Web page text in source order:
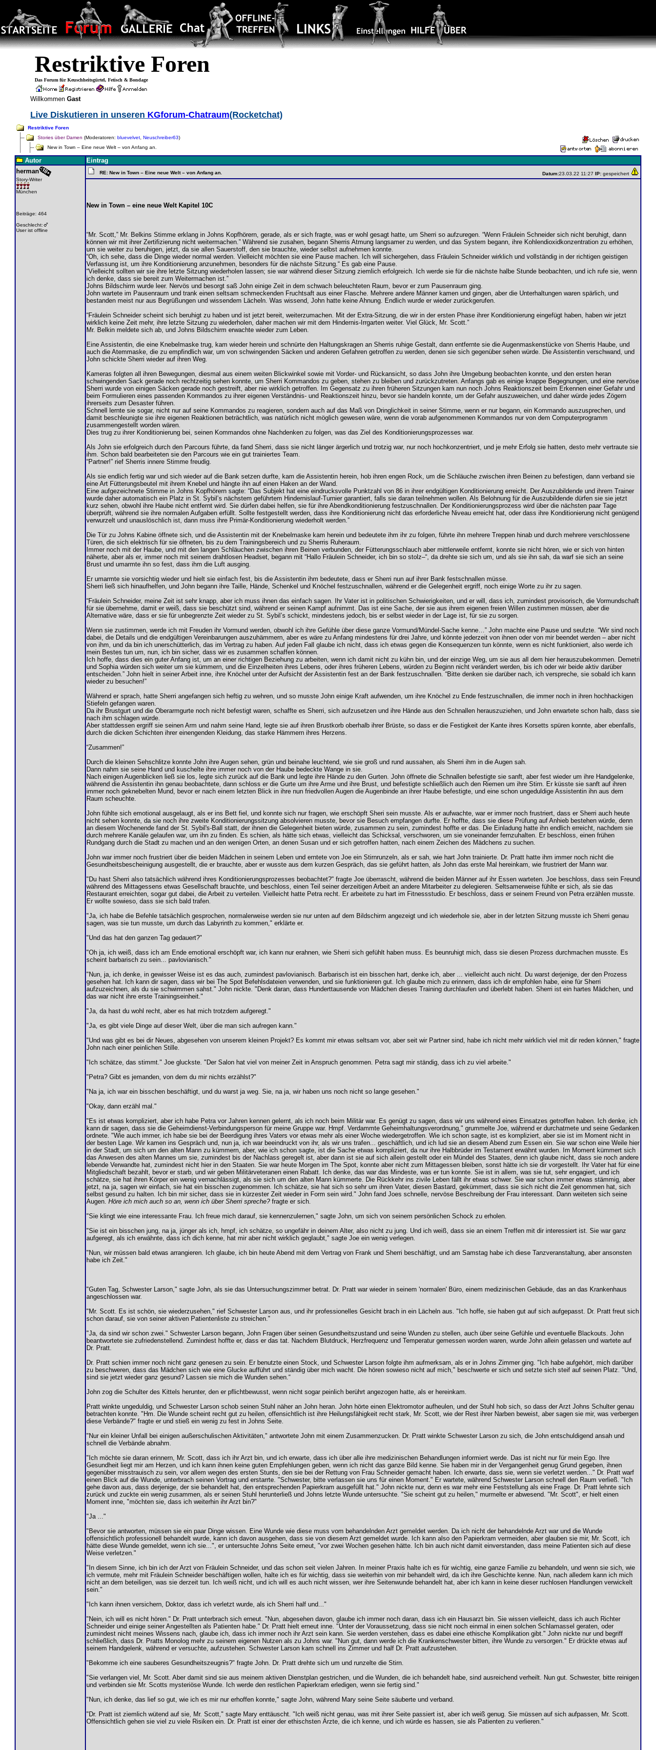
Restriktive Foren
Das Forum für Keuschheitsgürtel, Fetisch & Bondage
Willkommen Gast
Live Diskutieren in unseren KGforum-Chatraum(Rocketchat)
Restriktive Foren
Stories über Damen (Moderatoren: bluevelvet Neuschreiber63)
New in Town – Eine neue Welt – von Anfang an.
Autor
Eintrag
herman
Story-Writer
München
Beiträge: 464
Geschlecht:
User ist offline
RE: New in Town – Eine neue Welt – von Anfang an. Datum:23.03.22 11:27 IP: gespeichert
New in Town – eine neue Welt Kapitel 10C
“Mr. Scott,” Mr. Belkins Stimme erklang in Johns Kopfhörern, gerade, als er sich fragte, was er wohl gesagt hatte, um Sherri so aufzuregen. “Wenn Fräulein Schneider sich nicht beruhigt, dann
können wir mit ihrer Zertifizierung nicht weitermachen.” Während sie zusahen, begann Sherris Atmung langsamer zu werden, und das System begann, ihre Kohlendioxidkonzentration zu erhöhen,
um sie weiter zu beruhigen, jetzt, da sie allen Sauerstoff, den sie brauchte, wieder selbst aufnehmen konnte.
“Oh, ich sehe, dass die Dinge wieder normal werden. Vielleicht möchten sie eine Pause machen. Ich will sichergehen, dass Fräulein Schneider wirklich und vollständig in der richtigen geistigen
Verfassung ist, um ihre Konditionierung anzunehmen, besonders für die nächste Sitzung.“ Es gab eine Pause.
“Vielleicht sollten wir sie ihre letzte Sitzung wiederholen lassen; sie war während dieser Sitzung ziemlich erfolgreich. Ich werde sie für die nächste halbe Stunde beobachten, und ich rufe sie, wenn
ich denke, dass sie bereit zum Weitermachen ist.”
Johns Bildschirm wurde leer. Nervös und besorgt saß John einige Zeit in dem schwach beleuchteten Raum, bevor er zum Pausenraum ging.
John wartete im Pausenraum und trank einen seltsam schmeckenden Fruchtsaft aus einer Flasche. Mehrere andere Männer kamen und gingen, aber die Unterhaltungen waren spärlich, und
bestanden meist nur aus Begrüßungen und wissendem Lächeln. Was wissend, John hatte keine Ahnung. Endlich wurde er wieder zurückgerufen.
“Fräulein Schneider scheint sich beruhigt zu haben und ist jetzt bereit, weiterzumachen. Mit der Extra-Sitzung, die wir in der ersten Phase ihrer Konditionierung eingefügt haben, haben wir jetzt
wirklich keine Zeit mehr, ihre letzte Sitzung zu wiederholen, daher machen wir mit dem Hindernis-Irrgarten weiter. Viel Glück, Mr. Scott.”
Mr. Belkin meldete sich ab, und Johns Bildschirm erwachte wieder zum Leben.
Eine Assistentin, die eine Knebelmaske trug, kam wieder herein und schnürte den Haltungskragen an Sherris ruhige Gestalt, dann entfernte sie die Augenmaskenstücke von Sherris Haube, und
auch die Atemmaske, die zu empfindlich war, um von schwingenden Säcken und anderen Gefahren getroffen zu werden, denen sie sich gegenüber sehen würde. Die Assistentin verschwand, und
John schickte Sherri wieder auf ihren Weg.
Kameras folgten all ihren Bewegungen, diesmal aus einem weiten Blickwinkel sowie mit Vorder- und Rückansicht, so dass John ihre Umgebung beobachten konnte, und den ersten heran
schwingenden Sack gerade noch rechtzeitig sehen konnte, um Sherri Kommandos zu geben, stehen zu bleiben und zurückzutreten. Anfangs gab es einige knappe Begegnungen, und eine nervöse
Sherri wurde von einigen Säcken gerade noch gestreift, aber nie wirklich getroffen. Im Gegensatz zu ihren früheren Sitzungen kam nun noch Johns Reaktionszeit beim Erkennen einer Gefahr und
beim Formulieren eines passenden Kommandos zu ihrer eigenen Verständnis- und Reaktionszeit hinzu, bevor sie handeln konnte, um der Gefahr auszuweichen, und daher würde jedes Zögern
ihrerseits zum Desaster führen.
Schnell lernte sie sogar, nicht nur auf seine Kommandos zu reagieren, sondern auch auf das Maß von Dringlichkeit in seiner Stimme, wenn er nur begann, ein Kommando auszusprechen, und
damit beschleunigte sie ihre eigenen Reaktionen beträchtlich, was natürlich nicht möglich gewesen wäre, wenn die vorab aufgenommenen Kommandos nur von dem Computerprogramm
zusammengestellt worden wären.
Dies trug zu ihrer Konditionierung bei, seinen Kommandos ohne Nachdenken zu folgen, was das Ziel des Konditionierungsprozesses war.
Als John sie erfolgreich durch den Parcours führte, da fand Sherri, dass sie nicht länger ärgerlich und trotzig war, nur noch hochkonzentriert, und je mehr Erfolg sie hatten, desto mehr vertraute sie
ihm. Schon bald bearbeiteten sie den Parcours wie ein gut trainiertes Team.
“Partner!” rief Sherris innere Stimme freudig.
Als sie endlich fertig war und sich wieder auf die Bank setzen durfte, kam die Assistentin herein, hob ihren engen Rock, um die Schläuche zwischen ihren Beinen zu befestigen, dann verband sie
eine Art Fütterungsbeutel mit ihrem Knebel und hängte ihn auf einen Haken an der Wand.
Eine aufgezeichnete Stimme in Johns Kopfhörern sagte: “Das Subjekt hat eine eindrucksvolle Punktzahl von 86 in ihrer endgültigen Konditionierung erreicht. Der Auszubildende und ihrem Trainer
wurde daher automatisch ein Platz in St. Sybil’s nächstem geführtem Hindernislauf-Turnier garantiert, falls sie daran teilnehmen wollen. Als Belohnung für die Auszubildende dürfen sie sie jetzt
kurz sehen, obwohl ihre Haube nicht entfernt wird. Sie dürfen dabei helfen, sie für ihre Abendkonditionierung festzuschnallen. Der Konditionierungsprozess wird über die nächsten paar Tage
überprüft, während sie ihre normalen Aufgaben erfüllt. Sollte festgestellt werden, dass ihre Konditionierung nicht das erforderliche Niveau erreicht hat, oder dass ihre Konditionierung nicht genügend
verwurzelt und unauslöschlich ist, dann muss ihre Primär-Konditionierung wiederholt werden.”
Die Tür zu Johns Kabine öffnete sich, und die Assistentin mit der Knebelmaske kam herein und bedeutete ihm ihr zu folgen, führte ihn mehrere Treppen hinab und durch mehrere verschlossene
Türen, die sich elektrisch für sie öffneten, bis zu dem Trainingsbereich und zu Sherris Ruheraum.
Immer noch mit der Haube, und mit den langen Schläuchen zwischen ihren Beinen verbunden, der Fütterungsschlauch aber mittlerweile entfernt, konnte sie nicht hören, wie er sich von hinten
näherte, aber als er, immer noch mit seinem drahtlosen Headset, begann mit “Hallo Fräulein Schneider, ich bin so stolz–“, da drehte sie sich um, und als sie ihn sah, da warf sie sich an seine
Brust und umarmte ihn so fest, dass ihm die Luft ausging.
Er umarmte sie vorsichtig wieder und hielt sie einfach fest, bis die Assistentin ihm bedeutete, dass er Sherri nun auf ihrer Bank festschnallen müsse.
Sherri ließ sich hinaufhelfen, und John begann ihre Taille, Hände, Schenkel und Knöchel festzuschnallen, während er die Gelegenheit ergriff, noch einige Worte zu ihr zu sagen.
“Fräulein Schneider, meine Zeit ist sehr knapp, aber ich muss ihnen das einfach sagen. Ihr Vater ist in politischen Schwierigkeiten, und er will, dass ich, zumindest provisorisch, die Vormundschaft
für sie übernehme, damit er weiß, dass sie beschützt sind, während er seinen Kampf aufnimmt. Das ist eine Sache, der sie aus ihrem eigenen freien Willen zustimmen müssen, aber die
Alternative wäre, dass er sie für unbegrenzte Zeit wieder zu St. Sybil’s schickt, mindestens jedoch, bis er selbst wieder in der Lage ist, für sie zu sorgen.
Wenn sie zustimmen, werde ich mit Freuden ihr Vormund werden, obwohl ich ihre Gefühle über diese ganze Vormund/Mündel-Sache kenne…” John machte eine Pause und seufzte. “Wir sind noch
dabei, die Details und die endgültigen Vereinbarungen auszuhämmern, aber es wäre zu Anfang mindestens für drei Jahre, und könnte jederzeit von ihnen oder von mir beendet werden – aber nicht
von ihm, und da bin ich unerschütterlich, das im Vertrag zu haben. Auf jeden Fall glaube ich nicht, dass ich etwas gegen die Konsequenzen tun könnte, wenn es nicht funktioniert, also werde ich
mein Bestes tun um, nun, ich bin sicher, dass wir es zusammen schaffen können.
Ich hoffe, dass dies ein guter Anfang ist, um an einer richtigen Beziehung zu arbeiten, wenn ich damit nicht zu kühn bin, und der einzige Weg, um sie aus all dem hier herauszubekommen. Demetri
und Sophia würden sich weiter um sie kümmern, und die Einzelheiten ihres Lebens, oder ihres früheren Lebens, würden zu Beginn nicht verändert werden, bis ich oder wir beide aktiv darüber
entscheiden.” John hielt in seiner Arbeit inne, ihre Knöchel unter der Aufsicht der Assistentin fest an der Bank festzuschnallen. “Bitte denken sie darüber nach, ich verspreche, sie sobald ich kann
wieder zu besuchen!”
Während er sprach, hatte Sherri angefangen sich heftig zu wehren, und so musste John einige Kraft aufwenden, um ihre Knöchel zu Ende festzuschnallen, die immer noch in ihren hochhackigen
Stiefeln gefangen waren.
Da ihr Brustgurt und die Oberarmgurte noch nicht befestigt waren, schaffte es Sherri, sich aufzusetzen und ihre Hände aus den Schnallen herauszuziehen, und John erwartete schon halb, dass sie
nach ihm schlagen würde.
Aber stattdessen ergriff sie seinen Arm und nahm seine Hand, legte sie auf ihren Brustkorb oberhalb ihrer Brüste, so dass er die Festigkeit der Kante ihres Korsetts spüren konnte, aber ebenfalls,
durch die dicken Schichten ihrer einengenden Kleidung, das starke Hämmern ihres Herzens.
“Zusammen!”
Durch die kleinen Sehschlitze konnte John ihre Augen sehen, grün und beinahe leuchtend, wie sie groß und rund aussahen, als Sherri ihm in die Augen sah.
Dann nahm sie seine Hand und kuschelte ihre immer noch von der Haube bedeckte Wange in sie.
Nach einigen Augenblicken ließ sie los, legte sich zurück auf die Bank und legte ihre Hände zu den Gurten. John öffnete die Schnallen befestigte sie sanft, aber fest wieder um ihre Handgelenke,
während die Assistentin ihn genau beobachtete, dann schloss er die Gurte um ihre Arme und ihre Brust, und befestigte schließlich auch den Riemen um ihre Stirn. Er küsste sie sanft auf ihren
immer noch geknebelten Mund, bevor er nach einem letzten Blick in ihre nun friedvollen Augen die Augenbinde an ihrer Haube befestigte, und eine schon ungeduldige Assistentin ihn aus dem
Raum scheuchte.
John fühlte sich emotional ausgelaugt, als er ins Bett fiel, und konnte sich nur fragen, wie erschöpft Sheri sein musste. Als er aufwachte, war er immer noch frustriert, dass er Sherri auch heute
nicht sehen konnte, da sie noch ihre zweite Konditionierungssitzung absolvieren musste, bevor sie Besuch empfangen durfte. Er hoffte, dass sie diese Prüfung auf Anhieb bestehen würde, denn
an diesem Wochenende fand der St. Sybil's-Ball statt, der ihnen die Gelegenheit bieten würde, zusammen zu sein, zumindest hoffte er das. Die Einladung hatte ihn endlich erreicht, nachdem sie
durch mehrere Kanäle gelaufen war, um ihn zu finden. Es schien, als hätte sich etwas, vielleicht das Schicksal, verschworen, um sie voneinander fernzuhalten. Er beschloss, einen frühen
Rundgang durch die Stadt zu machen und an den wenigen Orten, an denen Susan und er sich getroffen hatten, nach einem Zeichen des Mädchens zu suchen.
John war immer noch frustriert über die beiden Mädchen in seinem Leben und erntete von Joe ein Stirnrunzeln, als er sah, wie hart John trainierte. Dr. Pratt hatte ihm immer noch nicht die
Gesundheitsbescheinigung ausgestellt, die er brauchte, aber er wusste aus dem kurzen Gespräch, das sie geführt hatten, als John das erste Mal hereinkam, wie frustriert der Mann war.
"Du hast Sherri also tatsächlich während ihres Konditionierungsprozesses beobachtet?" fragte Joe überrascht, während die beiden Männer auf ihr Essen warteten. Joe beschloss, dass sein Freund
während des Mittagessens etwas Gesellschaft brauchte, und beschloss, einen Teil seiner derzeitigen Arbeit an andere Mitarbeiter zu delegieren. Seltsamerweise fühlte er sich, als sie das
Restaurant erreichten, sogar gut dabei, die Arbeit zu verteilen. Vielleicht hatte Petra recht. Er arbeitete zu hart im Fitnessstudio. Er beschloss, dass er seinem Freund von Petra erzählen musste.
Er wollte sowieso, dass sie sich bald trafen.
"Ja, ich habe die Befehle tatsächlich gesprochen, normalerweise werden sie nur unten auf dem Bildschirm angezeigt und ich wiederhole sie, aber in der letzten Sitzung musste ich Sherri genau
sagen, was sie tun musste, um durch das Labyrinth zu kommen," erklärte er.
"Und das hat den ganzen Tag gedauert?"
"Oh ja, ich weiß, dass ich am Ende emotional erschöpft war, ich kann nur erahnen, wie Sherri sich gefühlt haben muss. Es beunruhigt mich, dass sie diesen Prozess durchmachen musste. Es
scheint barbarisch zu sein... pavlovianisch."
"Nun, ja, ich denke, in gewisser Weise ist es das auch, zumindest pavlovianisch. Barbarisch ist ein bisschen hart, denke ich, aber ... vielleicht auch nicht. Du warst derjenige, der den Prozess
gesehen hat. Ich kann dir sagen, dass wir bei The Spot Befehlsdateien verwenden, und sie funktionieren gut. Ich glaube mich zu erinnern, dass ich dir empfohlen habe, eine für Sherri
aufzuzeichnen, als du sie schwimmen sahst." John nickte. "Denk daran, dass Hunderttausende von Mädchen dieses Training durchlaufen und überlebt haben. Sherri ist ein hartes Mädchen, und
das war nicht ihre erste Trainingseinheit."
"Ja, da hast du wohl recht, aber es hat mich trotzdem aufgeregt."
"Ja, es gibt viele Dinge auf dieser Welt, über die man sich aufregen kann."
"Und was gibt es bei dir Neues, abgesehen von unserem kleinen Projekt? Es kommt mir etwas seltsam vor, aber seit wir Partner sind, habe ich nicht mehr wirklich viel mit dir reden können," fragte
John nach einer peinlichen Stille.
"Ich schätze, das stimmt." Joe gluckste. "Der Salon hat viel von meiner Zeit in Anspruch genommen. Petra sagt mir ständig, dass ich zu viel arbeite."
"Petra? Gibt es jemanden, von dem du mir nichts erzählst?"
"Na ja, ich war ein bisschen beschäftigt, und du warst ja weg. Sie, na ja, wir haben uns noch nicht so lange gesehen."
"Okay, dann erzähl mal."
"Es ist etwas kompliziert, aber ich habe Petra vor Jahren kennen gelernt, als ich noch beim Militär war. Es genügt zu sagen, dass wir uns während eines Einsatzes getroffen haben. Ich denke, ich
kann dir sagen, dass sie die Geheimdienst-Verbindungsperson für meine Gruppe war. Hmpf. Verdammte Geheimhaltungsverordnung," grummelte Joe, während er durchatmete und seine Gedanken
ordnete. "Wie auch immer, ich habe sie bei der Beerdigung ihres Vaters vor etwas mehr als einer Woche wiedergetroffen. Wie ich schon sagte, ist es kompliziert, aber sie ist im Moment nicht in
der besten Lage. Wir kamen ins Gespräch und, nun ja, ich war beeindruckt von ihr, als wir uns trafen... geschäftlich, und ich lud sie an diesem Abend zum Essen ein. Sie war schon eine Weile hier
in der Stadt, um sich um den alten Mann zu kümmern, aber, wie ich schon sagte, ist die Sache etwas kompliziert, da nur ihre Halbbrüder im Testament erwähnt wurden. Im Moment kümmert sich
das Anwesen des alten Mannes um sie, zumindest bis der Nachlass geregelt ist, aber dann ist sie auf sich allein gestellt oder ein Mündel des Staates, denn ich glaube nicht, dass sie noch andere
lebende Verwandte hat, zumindest nicht hier in den Staaten. Sie war heute Morgen im The Spot, konnte aber nicht zum Mittagessen bleiben, sonst hätte ich sie dir vorgestellt. Ihr Vater hat für eine
Mitgliedschaft bezahlt, bevor er starb, und wir geben Militärveteranen einen Rabatt. Ich denke, das war das Mindeste, was er tun konnte. Sie ist in allem, was sie tut, sehr engagiert, und ich
schätze, sie hat ihren Körper ein wenig vernachlässigt, als sie sich um den alten Mann kümmerte. Die Rückkehr ins zivile Leben fällt ihr etwas schwer. Sie war schon immer etwas stämmig, aber
jetzt, na ja, sagen wir einfach, sie hat ein bisschen zugenommen. Ich schätze, sie hat sich so sehr um ihren Vater, diesen Bastard, gekümmert, dass sie sich nicht die Zeit genommen hat, sich
selbst gesund zu halten. Ich bin mir sicher, dass sie in kürzester Zeit wieder in Form sein wird." John fand Joes schnelle, nervöse Beschreibung der Frau interessant. Dann weiteten sich seine
Augen. Höre ich mich auch so an, wenn ich über Sherri spreche?fragte er sich.
"Sie klingt wie eine interessante Frau. Ich freue mich darauf, sie kennenzulernen," sagte John, um sich von seinem persönlichen Schock zu erholen.
"Sie ist ein bisschen jung, na ja, jünger als ich, hmpf, ich schätze, so ungefähr in deinem Alter, also nicht zu jung. Und ich weiß, dass sie an einem Treffen mit dir interessiert ist. Sie war ganz
aufgeregt, als ich erwähnte, dass ich dich kenne, hat mir aber nicht wirklich geglaubt," sagte Joe ein wenig verlegen.
"Nun, wir müssen bald etwas arrangieren. Ich glaube, ich bin heute Abend mit dem Vertrag von Frank und Sherri beschäftigt, und am Samstag habe ich diese Tanzveranstaltung, aber ansonsten
habe ich Zeit."
"Guten Tag, Schwester Larson," sagte John, als sie das Untersuchungszimmer betrat. Dr. Pratt war wieder in seinem 'normalen' Büro, einem medizinischen Gebäude, das an das Krankenhaus
angeschlossen war.
"Mr. Scott. Es ist schön, sie wiederzusehen," rief Schwester Larson aus, und ihr professionelles Gesicht brach in ein Lächeln aus. "Ich hoffe, sie haben gut auf sich aufgepasst. Dr. Pratt freut sich
schon darauf, sie von seiner aktiven Patientenliste zu streichen."
"Ja, da sind wir schon zwei." Schwester Larson begann, John Fragen über seinen Gesundheitszustand und seine Wunden zu stellen, auch über seine Gefühle und eventuelle Blackouts. John
beantwortete sie zufriedenstellend. Zumindest hoffte er, dass er das tat. Nachdem Blutdruck, Herzfrequenz und Temperatur gemessen worden waren, wurde John allein gelassen und wartete auf
Dr. Pratt.
Dr. Pratt schien immer noch nicht ganz genesen zu sein. Er benutzte einen Stock, und Schwester Larson folgte ihm aufmerksam, als er in Johns Zimmer ging. "Ich habe aufgehört, mich darüber
zu beschweren, dass das Mädchen sich wie eine Glucke aufführt und ständig über mich wacht. Die hören sowieso nicht auf mich," beschwerte er sich und setzte sich steif auf seinen Platz. "Und,
sind sie jetzt wieder ganz gesund? Lassen sie mich die Wunden sehen.“
John zog die Schulter des Kittels herunter, den er pflichtbewusst, wenn nicht sogar peinlich berührt angezogen hatte, als er hereinkam.
Pratt winkte ungeduldig, und Schwester Larson schob seinen Stuhl näher an John heran. John hörte einen Elektromotor aufheulen, und der Stuhl hob sich, so dass der Arzt Johns Schulter genau
betrachten konnte. "Hm. Die Wunde scheint recht gut zu heilen, offensichtlich ist ihre Heilungsfähigkeit recht stark, Mr. Scott, wie der Rest ihrer Narben beweist, aber sagen sie mir, was verbergen
diese Verbände?" fragte er und stieß ein wenig zu fest in Johns Seite.
"Nur ein kleiner Unfall bei einigen außerschulischen Aktivitäten," antwortete John mit einem Zusammenzucken. Dr. Pratt winkte Schwester Larson zu sich, die John entschuldigend ansah und
schnell die Verbände abnahm.
"Ich möchte sie daran erinnern, Mr. Scott, dass ich ihr Arzt bin, und ich erwarte, dass ich über alle ihre medizinischen Behandlungen informiert werde. Das ist nicht nur für mein Ego. Ihre
Gesundheit liegt mir am Herzen, und ich kann ihnen keine guten Empfehlungen geben, wenn ich nicht das ganze Bild kenne. Sie haben mir in der Vergangenheit genug Grund gegeben, ihnen
gegenüber misstrauisch zu sein, vor allem wegen des ersten Stunts, den sie bei der Rettung von Frau Schneider gemacht haben. Ich erwarte, dass sie, wenn sie verletzt werden..." Dr. Pratt warf
einen Blick auf die Wunde, unterbrach seinen Vortrag und erstarrte. "Schwester, bitte verlassen sie uns für einen Moment." Er wartete, während Schwester Larson schnell den Raum verließ. "Ich
gehe davon aus, dass derjenige, der sie behandelt hat, den entsprechenden Papierkram ausgefüllt hat." John nickte nur, denn es war mehr eine Feststellung als eine Frage. Dr. Pratt lehnte sich
zurück und zuckte ein wenig zusammen, als er seinen Stuhl herunterließ und Johns letzte Wunde untersuchte. "Sie scheint gut zu heilen," murmelte er abwesend. "Mr. Scott", er hielt einen
Moment inne, "möchten sie, dass ich weiterhin ihr Arzt bin?"
"Ja ..."
"Bevor sie antworten, müssen sie ein paar Dinge wissen. Eine Wunde wie diese muss vom behandelnden Arzt gemeldet werden. Da ich nicht der behandelnde Arzt war und die Wunde
offensichtlich professionell behandelt wurde, kann ich davon ausgehen, dass sie von diesem Arzt gemeldet wurde. Ich kann also den Papierkram vermeiden, aber glauben sie mir, Mr. Scott, ich
hätte diese Wunde gemeldet, wenn ich sie...", er untersuchte Johns Seite erneut, "vor zwei Wochen gesehen hätte. Ich bin auch nicht damit einverstanden, dass meine Patienten sich auf diese
Weise verletzen."
"In diesem Sinne, ich bin ich der Arzt von Fräulein Schneider, und das schon seit vielen Jahren. In meiner Praxis halte ich es für wichtig, eine ganze Familie zu behandeln, und wenn sie sich, wie
ich vermute, mehr mit Fräulein Schneider beschäftigen wollen, halte ich es für wichtig, dass sie weiterhin von mir behandelt wird, da ich ihre Geschichte kenne. Nun, nach alledem kann ich mich
nicht an dem beteiligen, was sie derzeit tun. Ich weiß nicht, und ich will es auch nicht wissen, wer ihre Seitenwunde behandelt hat, aber ich kann in keine dieser ruchlosen Handlungen verwickelt
sein."
"Ich kann ihnen versichern, Doktor, dass ich verletzt wurde, als ich Sherri half und..."
"Nein, ich will es nicht hören." Dr. Pratt unterbrach sich erneut. "Nun, abgesehen davon, glaube ich immer noch daran, dass ich ein Hausarzt bin. Sie wissen vielleicht, dass ich auch Richter
Schneider und einige seiner Angestellten als Patienten habe." Dr. Pratt hielt erneut inne. "Unter der Voraussetzung, dass sie nicht noch einmal in einen solchen Schlamassel geraten, oder
zumindest nicht meines Wissens nach, glaube ich, dass ich immer noch ihr Arzt sein kann. Sie werden verstehen, dass es dabei eine ethische Komplikation gibt." John nickte nur und begriff
schließlich, dass Dr. Pratts Monolog mehr zu seinem eigenen Nutzen als zu Johns war. "Nun gut, dann werde ich die Krankenschwester bitten, ihre Wunde zu versorgen." Er drückte etwas auf
seinem Handgelenk, während er versuchte, aufzustehen. Schwester Larson kam schnell ins Zimmer und half Dr. Pratt aufzustehen.
"Bekomme ich eine sauberes Gesundheitszeugnis?" fragte John. Dr. Pratt drehte sich um und runzelte die Stirn.
"Sie verlangen viel, Mr. Scott. Aber damit sind sie aus meinem aktiven Dienstplan gestrichen, und die Wunden, die ich behandelt habe, sind ausreichend verheilt. Nun gut. Schwester, bitte reinigen
und verbinden sie Mr. Scotts mysteriöse Wunde. Ich werde den restlichen Papierkram erledigen, wenn sie fertig sind."
"Nun, ich denke, das lief so gut, wie ich es mir nur erhoffen konnte," sagte John, während Mary seine Seite säuberte und verband.
"Dr. Pratt ist ziemlich wütend auf sie, Mr. Scott," sagte Mary enttäuscht. "Ich weiß nicht genau, was mit ihrer Seite passiert ist, aber ich weiß genug. Sie müssen auf sich aufpassen, Mr. Scott.
Offensichtlich gehen sie viel zu viele Risiken ein. Dr. Pratt ist einer der ethischsten Ärzte, die ich kenne, und ich würde es hassen, sie als Patienten zu verlieren."